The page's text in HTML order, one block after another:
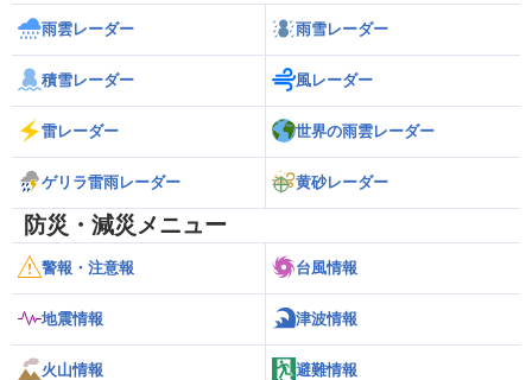
雨雲レーダー 雨雪レーダー
積雪レーダー 風レーダー
雷レーダー 世界の雨雲レーダー
ゲリラ雷雨レーダー 黄砂レーダー
防災・減災メニュー
警報・注意報 台風情報
地震情報 津波情報
火山情報 避難情報